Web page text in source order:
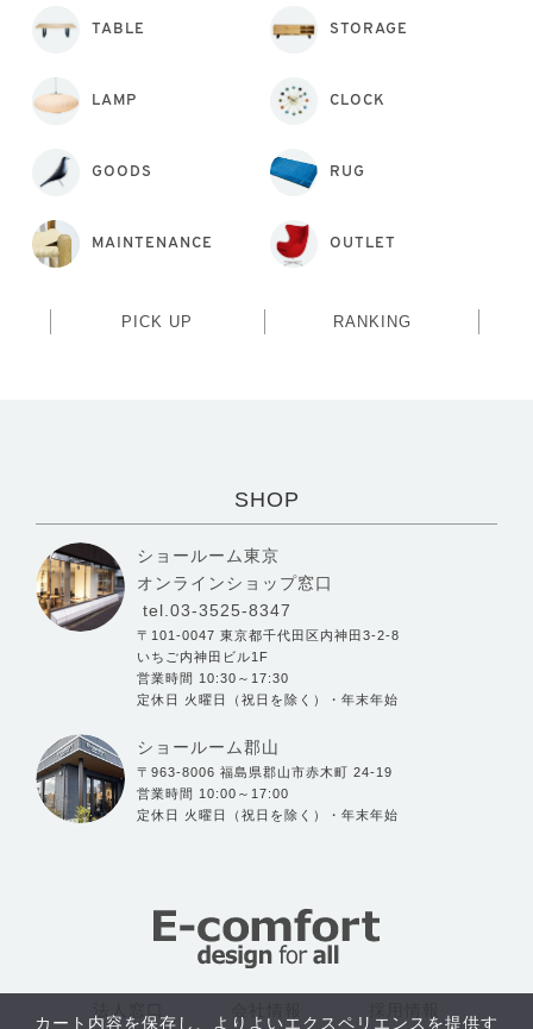
TABLE STORAGE
LAMP CLOCK
GOODS RUG
MAINTENANCE OUTLET
PICK UP RANKING
SHOP
ショールーム東京
オンラインショップ窓口
tel.03-3525-8347
〒101-0047 東京都千代田区内神田3-2-8
いちご内神田ビル1F
営業時間 10:30～17:30
定休日 火曜日（祝日を除く）・年末年始
ショールーム郡山
〒963-8006 福島県郡山市赤木町 24-19
営業時間 10:00～17:00
定休日 火曜日（祝日を除く）・年末年始
カート内容を保存し、よりよいエクスペリエンスを提供す